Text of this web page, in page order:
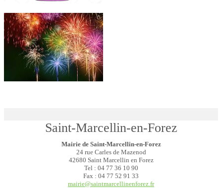
Saint-Marcellin-en-Forez
Mairie de Saint-Marcellin-en-Forez
24 rue Carles de Mazenod
42680 Saint Marcellin en Forez
Tel : 04 77 36 10 90
Fax : 04 77 52 91 33
mairie@saintmarcellinenforez.fr